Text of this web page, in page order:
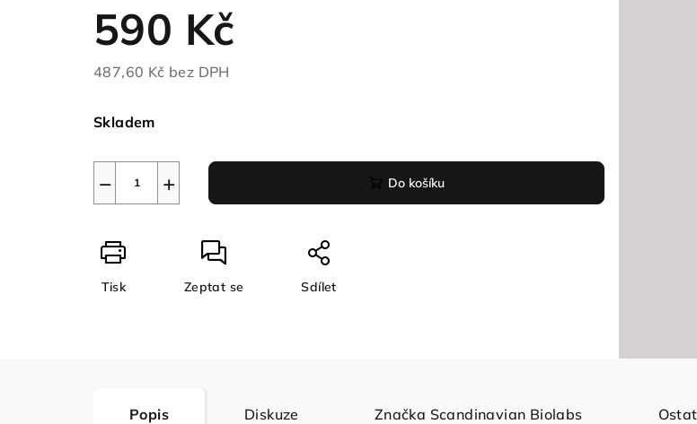
590 Kč
487,60 Kč bez DPH
cena:
Skladem
+
− Do košíku
Tisk Zeptat se Sdílet
Popis Diskuze Značka Scandinavian Biolabs